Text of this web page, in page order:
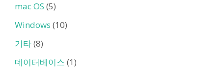
mac OS (5)
Windows (10)
기타(8)
데이터베이스 (1)